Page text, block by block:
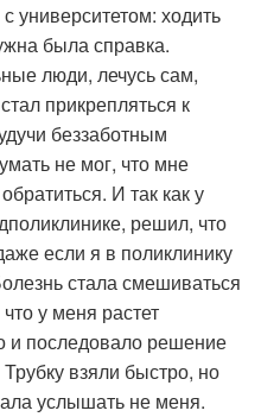
университетом: ходить
была справка.
люди, лечусь сам,
прикрепляться к
беззаботным
не мог, что мне
И так как у
решил, что
если я в поликлинику
стала смешиваться
у меня растет
и последовало решение
взяли быстро, но
услышать не меня.